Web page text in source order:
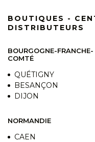
BOUTIQUES -
DISTRIBUTEURS
BOURGOGNE-FRANCHE-
COMTÉ
QUÉTIGNY
BESANÇON
DIJON
NORMANDIE
CAEN